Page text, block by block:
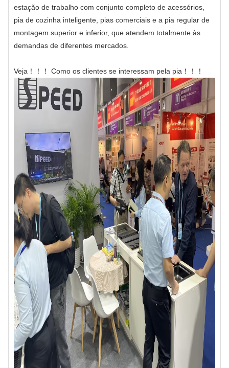
estação de trabalho com conjunto completo de acessórios,
pia de cozinha inteligente, pias comerciais e a pia regular de
montagem superior e inferior, que atendem totalmente às
demandas de diferentes mercados.
Veja！！！ Como os clientes se interessam pela pia！！！